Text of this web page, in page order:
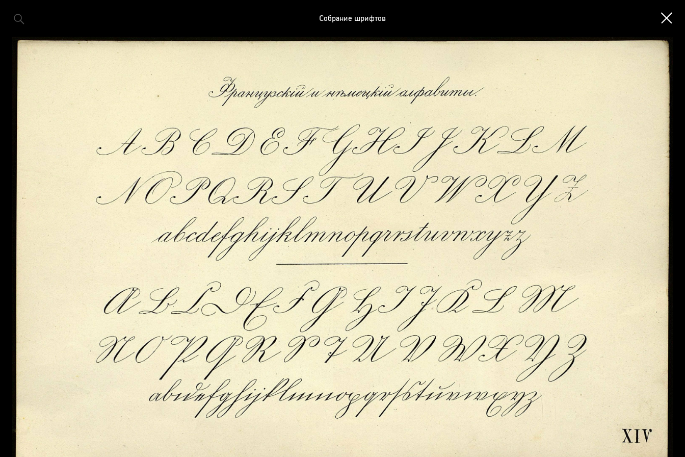
Собрание шрифтов